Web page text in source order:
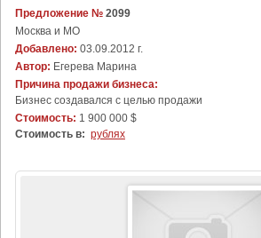
Предложение № 2099
Москва и МО
Добавлено: 03.09.2012 г.
Автор: Егерева Марина
Причина продажи бизнеса:
Бизнес создавался с целью продажи
Стоимость: 1 900 000 $
Стоимость в: рублях